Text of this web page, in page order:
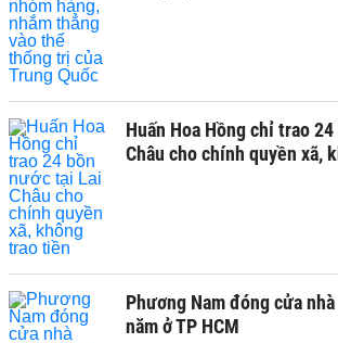
Huấn Hoa Hồng chỉ trao
Châu cho chính quyền xã,
Phương Nam đóng cửa
năm ở TP HCM